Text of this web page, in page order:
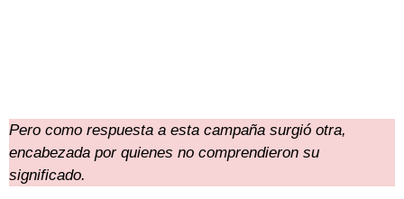
Pero como respuesta a esta campaña surgió otra,
encabezada por quienes no comprendieron su
significado.